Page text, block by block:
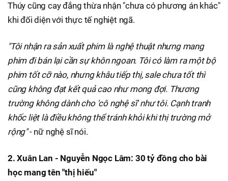
Thúy cũng cay đắng thừa nhận "chưa có phương án khác"
khi đối diện với thực tế nghiệt ngã.
"Tôi nhận ra sản xuất phim là nghệ thuật nhưng mang
phim đi bán lại cần sự khôn ngoan. Tôi có làm ra một bộ
phim tốt cỡ nào, nhưng khâu tiếp thị, sale chưa tốt thì
cũng không đạt kết quả cao như mong đợi. Thương
trường không dành cho 'cô nghệ sĩ' như tôi. Cạnh tranh
khốc liệt là điều không thể tránh khỏi khi thị trường mở
rộng"- nữ nghệ sĩ nói.
2. Xuân Lan - Nguyễn Ngọc Lâm: 30 tỷ đồng cho bài
học mang tên "thị hiếu"